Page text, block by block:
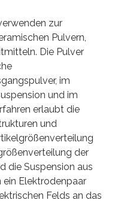
zur
Pulvern,
Die Pulver
im
und im
erlaubt die
und
der
die Suspension aus
ein Elektrodenpaar
Felds an das